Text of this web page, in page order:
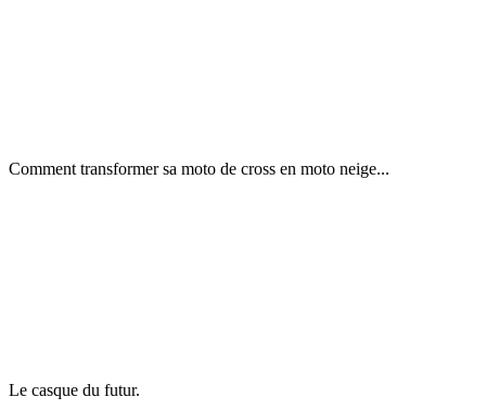
Comment transformer sa moto de cross en moto neige...
Le casque du futur.